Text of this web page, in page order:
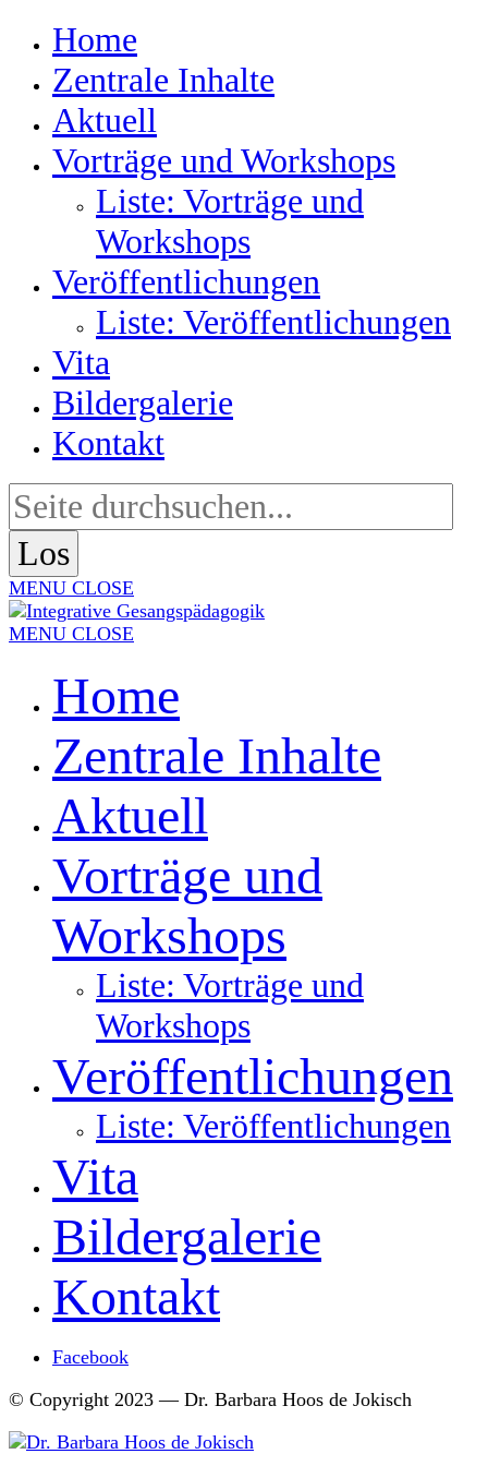
Home
Zentrale Inhalte
Aktuell
Vorträge und Workshops
Liste: Vorträge und
Workshops
Veröffentlichungen
Liste: Veröffentlichungen
Vita
Bildergalerie
Kontakt
MENU CLOSE
MENU CLOSE
Home
Zentrale Inhalte
Aktuell
Vorträge und
Workshops
Liste: Vorträge und
Workshops
Veröffentlichungen
Liste: Veröffentlichungen
Vita
Bildergalerie
Kontakt
Facebook
© Copyright 2023 — Dr. Barbara Hoos de Jokisch